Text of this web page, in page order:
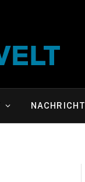
NACHRICHT